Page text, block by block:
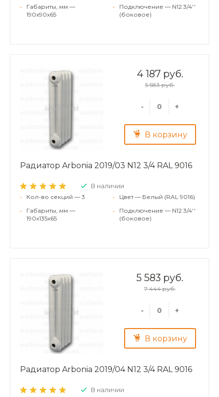
•
Габариты, мм —
190x90x65
•
Подключение — N12 3/4''
(боковое)
4 187 руб.
5 583 руб.
- +
В корзину
Радиатор Arbonia 2019/03 N12 3/4 RAL 9016
В наличии
•
Кол-во секций — 3
•
Габариты, мм —
190x135x65
•
Цвет — Белый (RAL 9016)
•
Подключение — N12 3/4''
(боковое)
5 583 руб.
7 444 руб.
- +
В корзину
Радиатор Arbonia 2019/04 N12 3/4 RAL 9016
В наличии